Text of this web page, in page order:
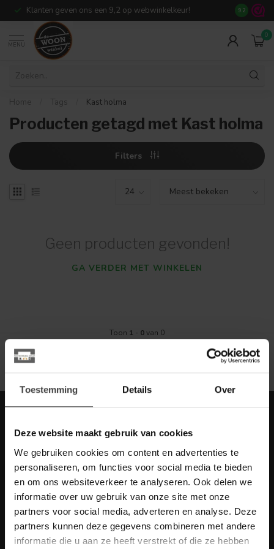
Toestemming Details Over
Deze website maakt gebruik van cookies
We gebruiken cookies om content en advertenties te
personaliseren, om functies voor social media te bieden
en om ons websiteverkeer te analyseren. Ook delen we
informatie over uw gebruik van onze site met onze
partners voor social media, adverteren en analyse. Deze
partners kunnen deze gegevens combineren met andere
informatie die u aan ze heeft verstrekt of die ze hebben
Klanten geven ons een 9,2 op webwinkelkeur! Meer dan
9.2
MENU
0
Home Tags Kast holma
Producten getagd met Kast holma
Filters
Geen producten gevonden!
GA VERDER MET WINKELEN
Toon 1 - 0van 0
Meer informatie
Heb je vragen over onze artikelen of jouw aankoop? Bekijk dan
de klantenservice pagina. Daar staan antwoorden op veel
scherpe acties